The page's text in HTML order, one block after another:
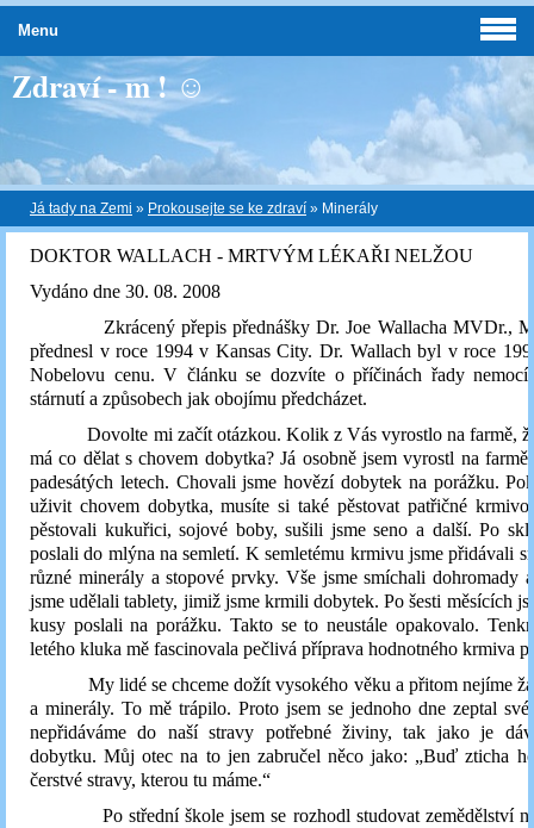
Zdraví - m ! ☺
Já tady na Zemi » Prokousejte se ke zdraví » Minerály
DOKTOR WALLACH - MRTVÝM LÉKAŘI NELŽOU
Vydáno dne 30. 08. 2008
Zkrácený přepis přednášky Dr. Joe Wallacha MVDr.,
přednesl v roce 1994 v Kansas City. Dr. Wallach byl v roce
Nobelovu cenu. V článku se dozvíte o příčinách řady nemocí,
stárnutí a způsobech jak obojímu předcházet.
Dovolte mi začít otázkou. Kolik z Vás vyrostlo na farmě,
má co dělat s chovem dobytka? Já osobně jsem vyrostl na
padesátých letech. Chovali jsme hovězí dobytek na porážku.
uživit chovem dobytka, musíte si také pěstovat patřičné
pěstovali kukuřici, sojové boby, sušili jsme seno a další. Po
poslali do mlýna na semletí. K semletému krmivu jsme přidávali
různé minerály a stopové prvky. Vše jsme smíchali dohromady
jsme udělali tablety, jimiž jsme krmili dobytek. Po šesti měsících
kusy poslali na porážku. Takto se to neustále opakovalo.
letého kluka mě fascinovala pečlivá příprava hodnotného krmiva
My lidé se chceme dožít vysokého věku a přitom nejíme
a minerály. To mě trápilo. Proto jsem se jednoho dne zeptal
nepřidáváme do naší stravy potřebné živiny, tak jako je
dobytku. Můj otec na to jen zabručel něco jako: „Buď zticha
čerstvé stravy, kterou tu máme.“
Po střední škole jsem se rozhodl studovat zemědělství
Menu